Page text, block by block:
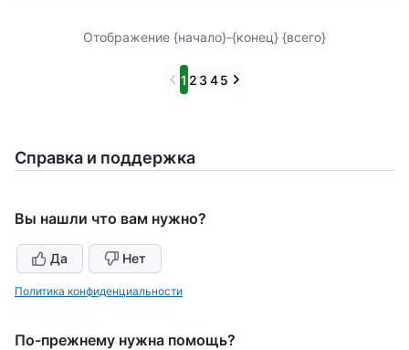
Отображение {начало}-{конец} {всего}
Previous
1 2 3 45 Next
Справка и поддержка
Вы нашли что вам нужно?
Да Нет
Политика конфиденциальности
По-прежнему нужна помощь?